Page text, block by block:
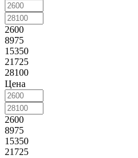
2600
8975
15350
21725
28100
Цена
2600
8975
15350
21725